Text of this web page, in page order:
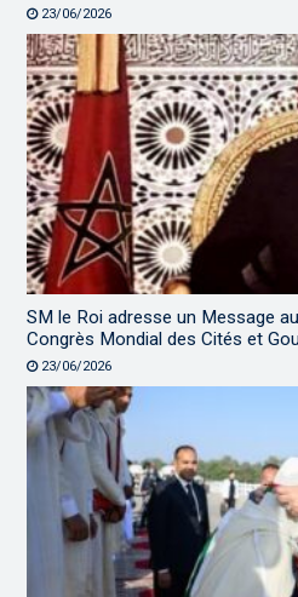
23/06/2026
SM le Roi adresse un Message
Congrès Mondial des Cités et
23/06/2026